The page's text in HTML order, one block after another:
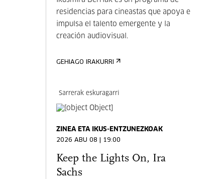
residencias para cineastas que apoya e
impulsa el talento emergente y la
creación audiovisual.
GEHIAGO IRAKURRI
Sarrerak eskuragarri
ZINEA ETA IKUS-ENTZUNEZKOAK
2026 ABU 08 | 19:00
Keep the Lights On, Ira
Sachs